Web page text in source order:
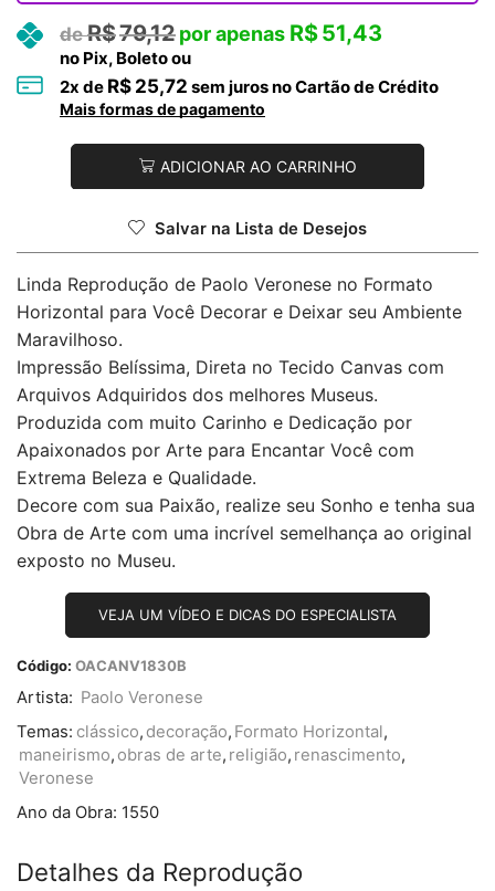
R$79,12 R$51,43
no Pix, Boleto ou
2x de R$ 25,72 sem juros no Cartão de Crédito
Mais formas de pagamento
ADICIONAR AO CARRINHO
Salvar na Lista de Desejos
Linda Reprodução de Paolo Veronese no Formato
Horizontal para Você Decorar e Deixar seu Ambiente
Maravilhoso.
Impressão Belíssima, Direta no Tecido Canvas com
Arquivos Adquiridos dos melhores Museus.
Produzida com muito Carinho e Dedicação por
Apaixonados por Arte para Encantar Você com
Extrema Beleza e Qualidade.
Decore com sua Paixão, realize seu Sonho e tenha sua
Obra de Arte com uma incrível semelhança ao original
exposto no Museu.
VEJA UM VÍDEO E DICAS DO ESPECIALISTA
Código: OACANV1830B
Artista: Paolo Veronese
Temas: clássico, decoração, Formato Horizontal,
maneirismo, obras de arte, religião, renascimento,
Veronese
Ano da Obra: 1550
Detalhes da Reprodução